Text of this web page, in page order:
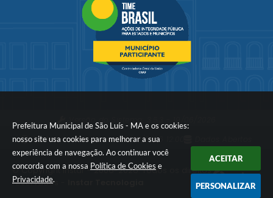
Prefeitura Municipal de São Luís - MA e os cookies:
nosso site usa cookies para melhorar a sua
experiência de navegação. Ao continuar você
concorda com a nossa Política de Cookies e
Privacidade.
ACEITAR
PERSONALIZAR
Portal do Segurado
Manual de Gestão Patrimonial
Ver mais serviços para o Servidor
Portal atualizado em:06/08/2026 12:00
© Copyright Instar - 2006-2026. Todos os direitos
reservados -